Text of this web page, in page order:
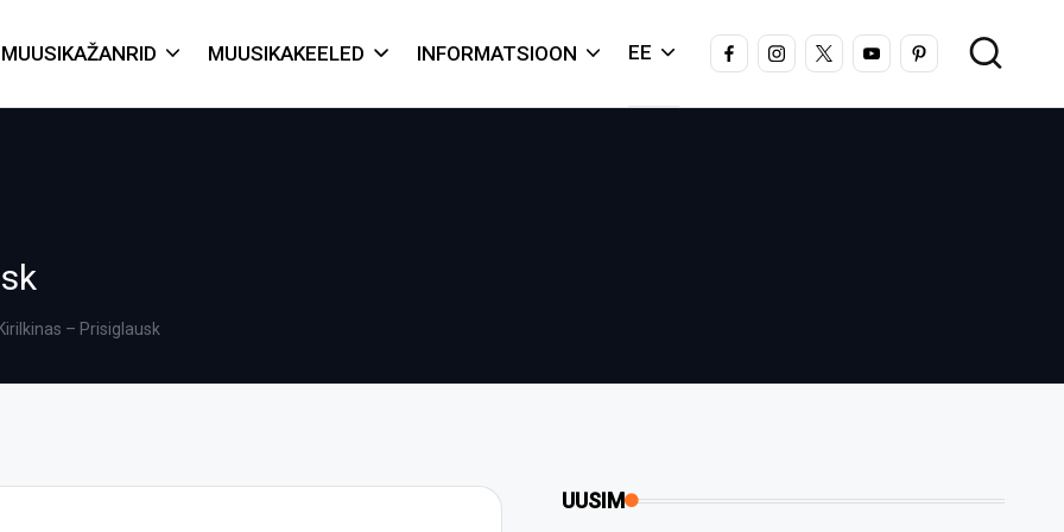
MUUSIKAŽANRID MUUSIKAKEELED INFORMATSIOON EE FACEBOOKINSTAGRAM
X YOUTUBEPINTEREST
– Prisiglausk
UUSIM